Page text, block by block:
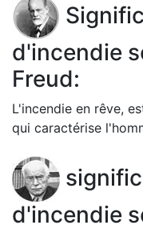
d'incendie
Freud:
L'incendie en rêve,
qui caractérise
d'incendie